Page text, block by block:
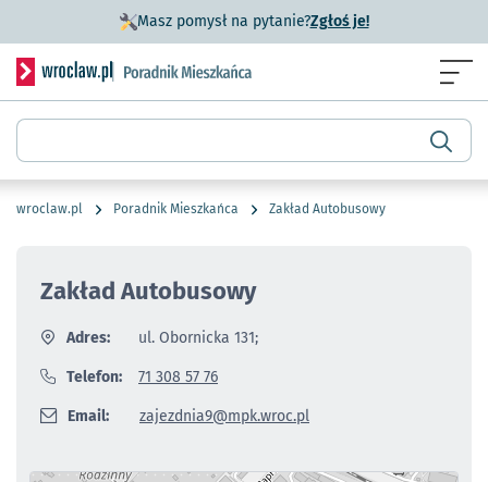
Masz pomysł na pytanie?Zgłoś je!- otworzy się w
Serwis informacyjny wroclaw.pl podserwis: Poradnik
Wyszukiwarka
wroclaw.pl Poradnik Mieszkańca Zakład Autobusowy
Zakład Autobusowy
Adres: ul. Obornicka 131;
Telefon: 71 308 57 76
Email: zajezdnia9@mpk.wroc.pl